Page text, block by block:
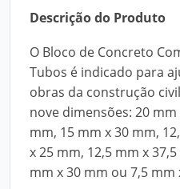
Descrição do Produto
O Bloco de Concreto
Tubos é indicado para
obras da construção
nove dimensões: 20
mm, 15 mm x 30 mm,
x 25 mm, 12,5 mm x
mm x 30 mm ou 7,5 mm